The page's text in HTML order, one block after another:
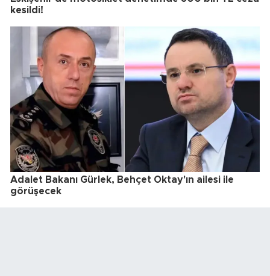
kesildi!
Adalet Bakanı Gürlek, Behçet Oktay'ın ailesi ile
görüşecek